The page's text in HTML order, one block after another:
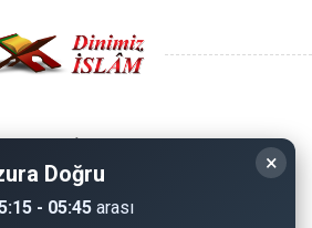
İslam. Her Hakkı Saklıdır.
bütün insanların istifadesi için
sadık kalmak şartıyla, izin
×
Doğru
- 05:45 arası